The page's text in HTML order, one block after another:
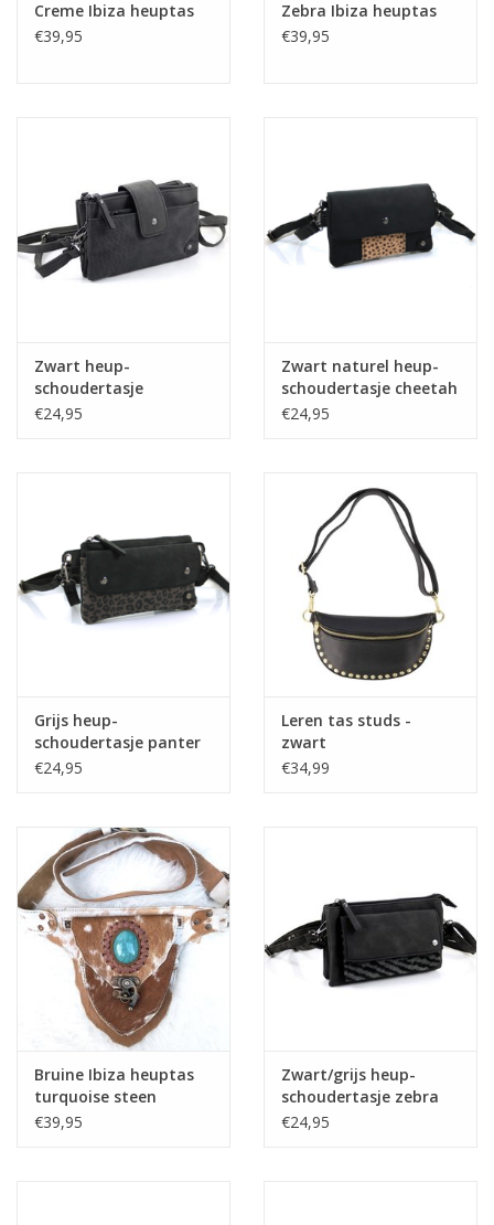
Creme Ibiza heuptas
€39,95
Zebra Ibiza heuptas
€39,95
Zwart heup-
schoudertasje
voorsluiting
€24,95
Zwart naturel heup-
schoudertasje cheetah
€24,95
Grijs heup-
schoudertasje panter
zip
€24,95
Leren tas studs -
zwart
€34,99
Bruine Ibiza heuptas
turquoise steen
€39,95
Zwart/grijs heup-
schoudertasje zebra
€24,95